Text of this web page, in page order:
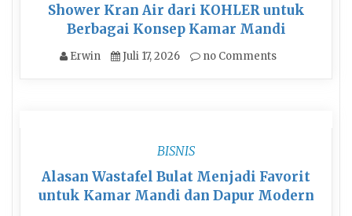
Shower Kran Air dari KOHLER untuk
Berbagai Konsep Kamar Mandi
Erwin Juli 17, 2026 no Comments
BISNIS
Alasan Wastafel Bulat Menjadi Favorit
untuk Kamar Mandi dan Dapur Modern